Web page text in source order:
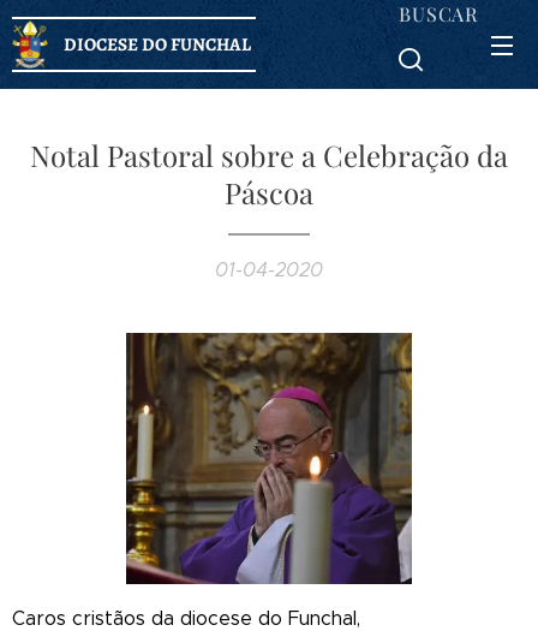
DIOCESE DO FUNCHAL
BUSCAR
Notal Pastoral sobre a Celebração da
Páscoa
01-04-2020
Caros cristãos da diocese do Funchal,